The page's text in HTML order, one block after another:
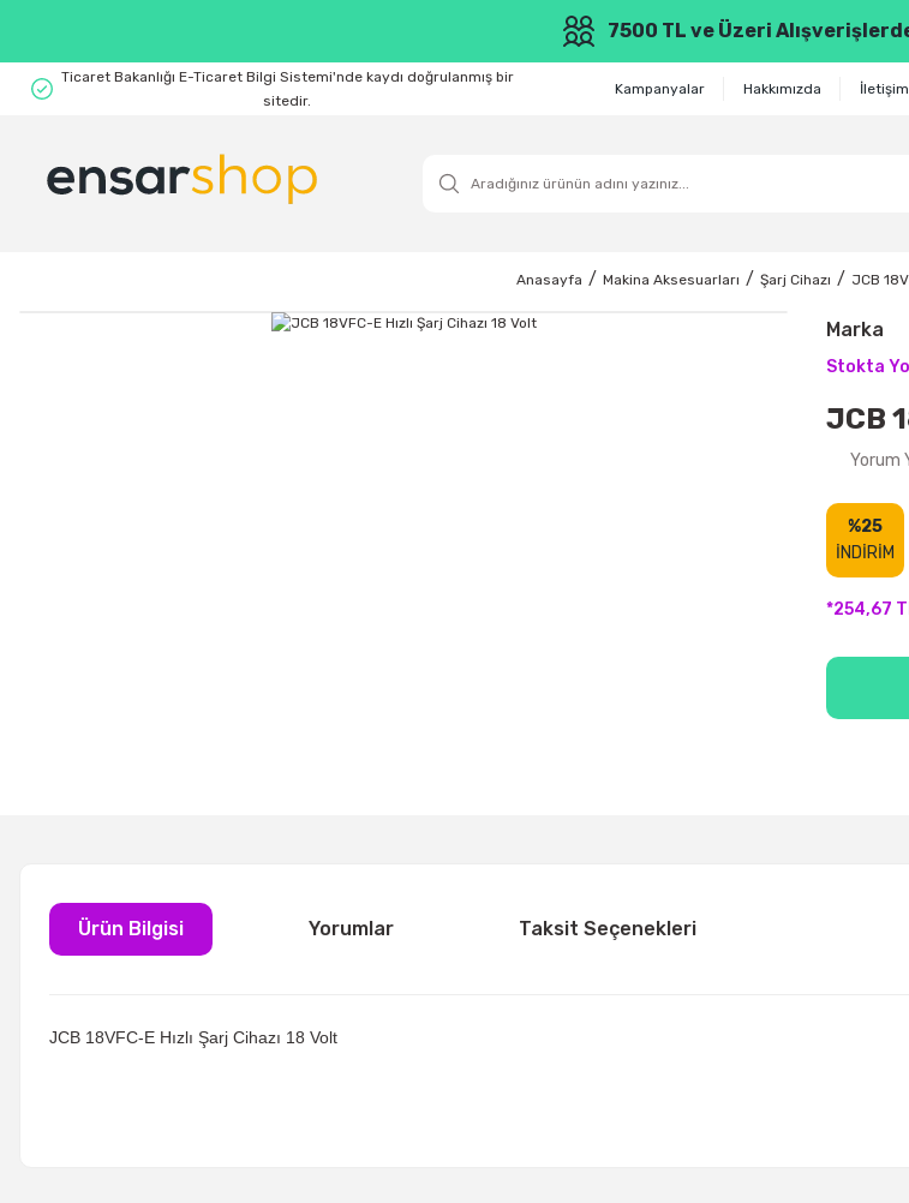
7500 TL ve Üzeri
Ticaret Bakanlığı E-Ticaret Bilgi Sistemi'nde kaydı doğrulanmış bir
sitedir.
Kampanyalar Hakkımızda İletişim
Anasayfa Makina Aksesuarları Şarj Cihazı JCB
Marka
Stokta
JCB
Yorum
%25
İNDİRİM
*254,67
Ürün Bilgisi Yorumlar Taksit Seçenekleri
JCB 18VFC-E Hızlı Şarj Cihazı 18 Volt